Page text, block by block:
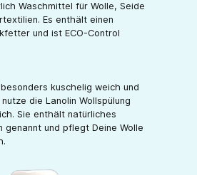
Waschmittel für Wolle, Seide
Es enthält einen
und ist ECO-Control
kuschelig weich und
die Lanolin Wollspülung
Sie enthält natürliches
genannt und pflegt Deine Wolle